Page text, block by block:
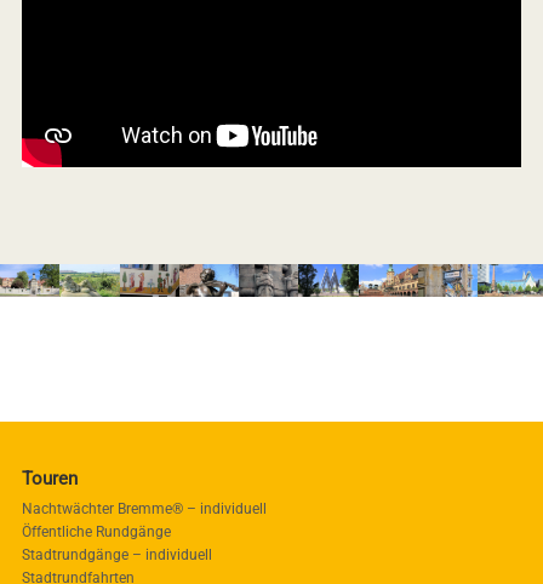
Touren
Nachtwächter Bremme® – individuell
Öffentliche Rundgänge
Stadtrundgänge – individuell
Stadtrundfahrten